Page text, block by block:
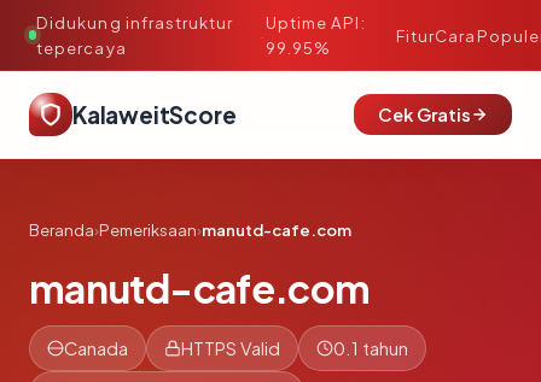
Didukung infrastruktur
tepercaya
·
Uptime API:
99.95%
FiturCara
KalaweitScore Cek Gratis
Beranda›Pemeriksaan›manutd-cafe.com
manutd-cafe.com
Canada HTTPS Valid 0.1 tahun